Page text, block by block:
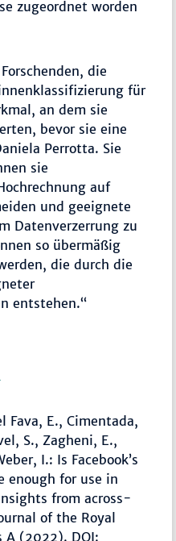
zugeordnet worden
die
für
an dem sie
bevor sie eine
Perrotta. Sie
sie
auf
und geeignete
Datenverzerrung zu
so übermäßig
die durch die
entstehen.“
Fava, E., Cimentada,
S., Zagheni, E.,
I.: Is Facebook’s
enough for use in
from across-
of the Royal
A (2022). DOI: